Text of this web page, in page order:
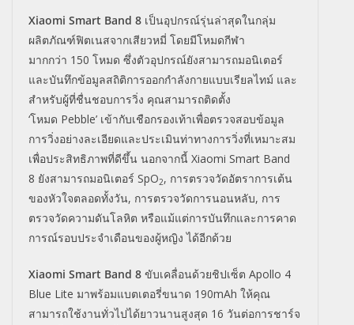
Xiaomi Smart Band 8 เป็นอุปกรณ์รุ่นล่าสุดในกลุ่ม
ผลิตภัณฑ์ฟิตเนสจากเสียวหมี่ โดยมีโหมดกีฬา
มากกว่า 150 โหมด ซึ่งตัวอุปกรณ์ยังสามารถมอนิเตอร์
และบันทึกข้อมูลสถิติการออกกำลังกายแบบเรียลไทม์ และ
สำหรับผู้ที่ชื่นชอบการวิ่ง คุณสามารถติดตั้ง
‘โหมด Pebble’ เข้ากับเชือกรองเท้าเพื่อตรวจสอบข้อมูล
การวิ่งอย่างละเอียดและประเมินท่าทางการวิ่งที่เหมาะสม
เพื่อประสิทธิภาพที่ดีขึ้น นอกจากนี้ Xiaomi Smart Band
8 ยังสามารถมอนิเตอร์ SpO2, การตรวจวัดอัตราการเต้น
ของหัวใจตลอดทั้งวัน, การตรวจวัดการนอนหลับ, การ
ตรวจวัดความดันโลหิต หรือแม้แต่การบันทึกและการคาด
การณ์รอบประจำเดือนของผู้หญิง ได้อีกด้วย
Xiaomi Smart Band 8 ขับเคลื่อนด้วยชิปเซ็ต Apollo 4
Blue Lite มาพร้อมแบตเตอรี่ขนาด 190mAh ให้คุณ
สามารถใช้งานทั่วไปได้ยาวนานสูงสุด 16 วันต่อการชาร์จ